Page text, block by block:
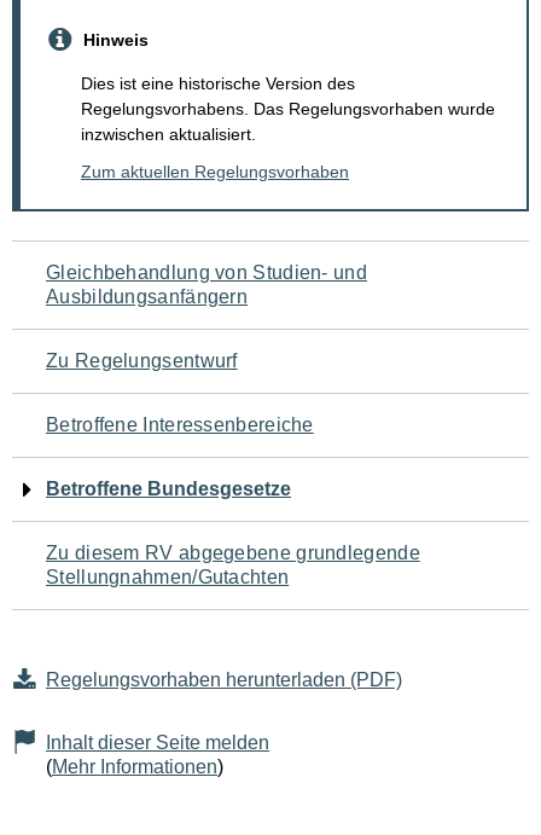
Hinweis
Dies ist eine historische Version des
Regelungsvorhabens. Das Regelungsvorhaben wurde
inzwischen aktualisiert.
Zum aktuellen Regelungsvorhaben
Navigation
für
den
Seiteninhalt
Gleichbehandlung von Studien- und
Ausbildungsanfängern
Zu Regelungsentwurf
Betroffene Interessenbereiche
Betroffene Bundesgesetze
Zu diesem RV abgegebene grundlegende
Stellungnahmen/Gutachten
Regelungsvorhaben herunterladen (PDF)
Inhalt dieser Seite melden
(Mehr Informationen)